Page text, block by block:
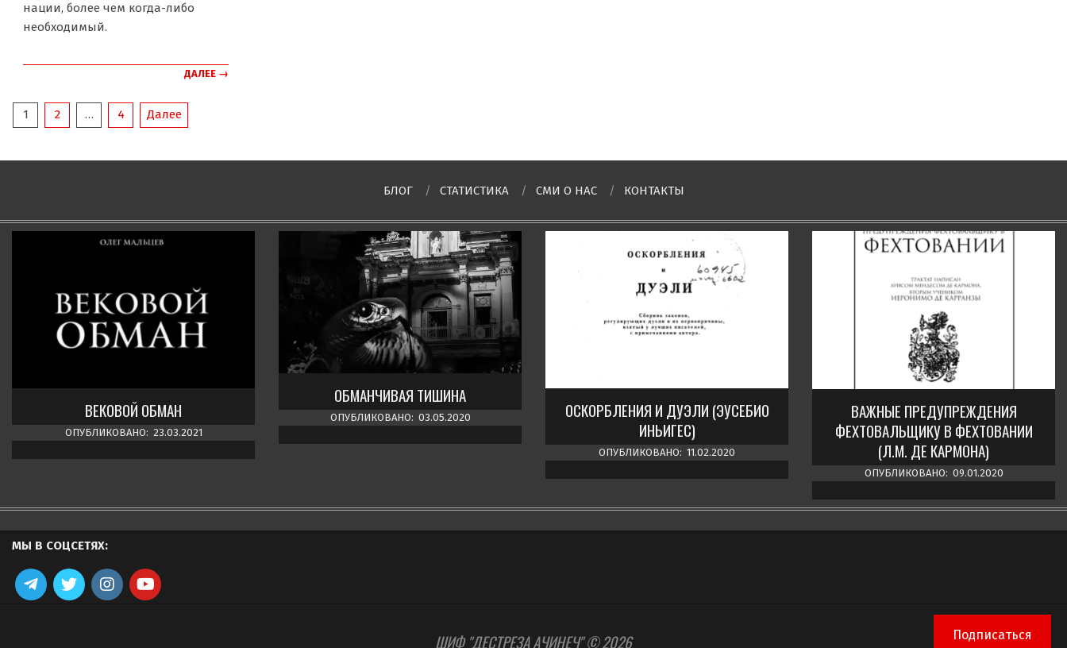
нации, более чем когда-либо
необходимый.
ДАЛЕЕ →
ПАГИНАЦИЯ
1 2 … 4 Далее
БЛОГ СТАТИСТИКА СМИ О НAC КОНТАКТЫ
ВЕКОВОЙ ОБМАН
ОПУБЛИКОВАНО: 23.03.2021
ОБМАНЧИВАЯ ТИШИНА
ОПУБЛИКОВАНО: 03.05.2020
ОСКОРБЛЕНИЯ И ДУЭЛИ (ЭУСЕБИО
ИНЬИГЕС)
ОПУБЛИКОВАНО: 11.02.2020
ВАЖНЫЕ ПРЕДУПРЕЖДЕНИЯ
ФЕХТОВАЛЬЩИКУ В ФЕХТОВАНИИ
(Л.М. ДЕ КАРМОНА)
ОПУБЛИКОВАНО: 09.01.2020
МЫ В СОЦСЕТЯХ:
ШИФ "ДЕСТРЕЗА АЧИНЕЧ" © 2026 Подписаться